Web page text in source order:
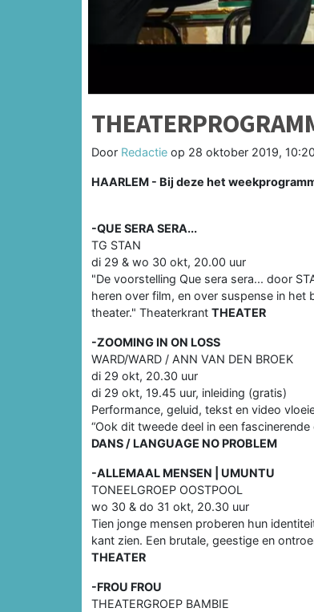
Door Redactie op 28 oktober 2019,
HAARLEM - Bij deze het
-QUE SERA SERA...
TG STAN
di 29 & wo 30 okt, 20.00 uur
"De voorstelling Que sera sera... door
heren over film, en over suspense in het
theater." Theaterkrant THEATER
-ZOOMING IN ON LOSS
WARD/WARD / ANN VAN DEN BROEK
di 29 okt, 20.30 uur
di 29 okt, 19.45 uur, inleiding (gratis)
Performance, geluid, tekst en video
“Ook dit tweede deel in een
DANS / LANGUAGE NO PROBLEM
-ALLEMAAL MENSEN | UMUNTU
TONEELGROEP OOSTPOOL
wo 30 & do 31 okt, 20.30 uur
Tien jonge mensen proberen hun
kant zien. Een brutale, geestige en
THEATER
-FROU FROU
THEATERGROEP BAMBIE